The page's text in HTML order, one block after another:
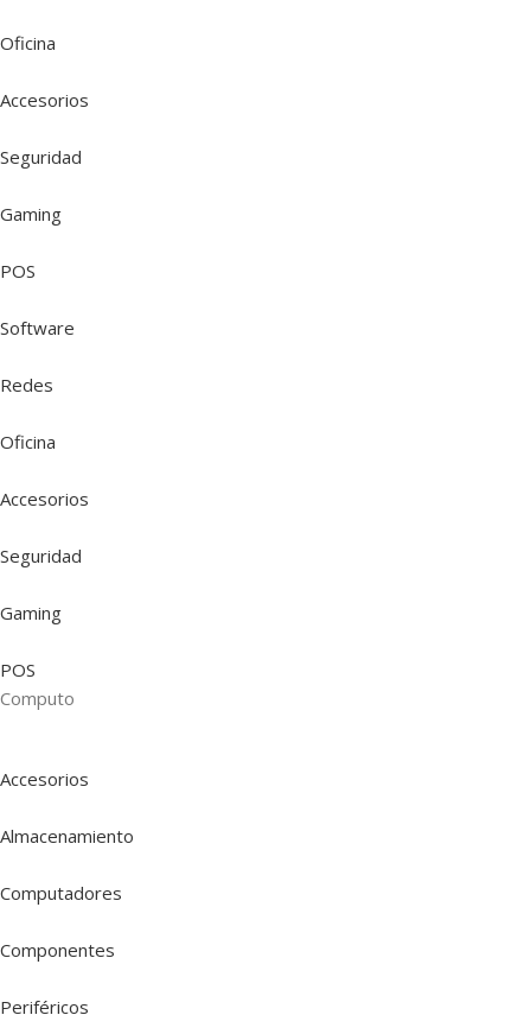
Oficina
Accesorios
Seguridad
Gaming
POS
Software
Redes
Oficina
Accesorios
Seguridad
Gaming
POS
Computo
Accesorios
Almacenamiento
Computadores
Componentes
Periféricos